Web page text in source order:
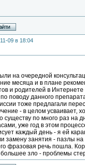
09 в 18:04
на очередной
месяца и в плане
и родителей в
поводу данного
тоже предлагали
- в целом усваивает,
существу по много раз на
уже год в этом
каждый день - я ей
замену занятия - пазлы
фразовая речь пошла.
большее зло - проблемы